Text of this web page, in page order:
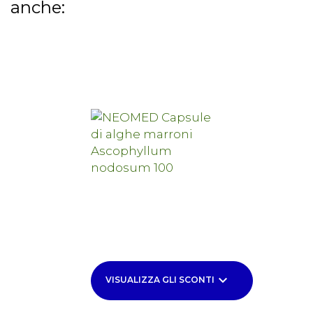
anche:
VISUALIZZA GLI SCONTI keyboard_arrow_down